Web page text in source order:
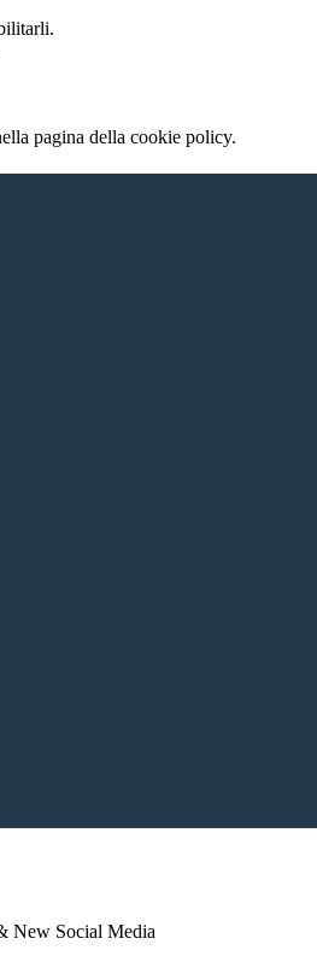
pagina della cookie policy.
New Social Media